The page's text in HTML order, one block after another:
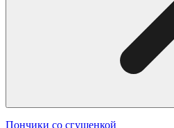
Пончики со сгущенкой